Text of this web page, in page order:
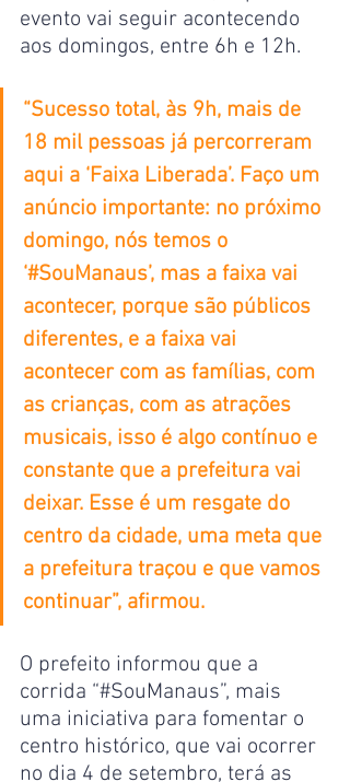
evento vai seguir acontecendo
aos domingos, entre 6h e 12h.
“Sucesso total, às 9h, mais de
18 mil pessoas já percorreram
aqui a ‘Faixa Liberada’. Faço um
anúncio importante: no próximo
domingo, nós temos o
‘#SouManaus’, mas a faixa vai
acontecer, porque são públicos
diferentes, e a faixa vai
acontecer com as famílias, com
as crianças, com as atrações
musicais, isso é algo contínuo e
constante que a prefeitura vai
deixar. Esse é um resgate do
centro da cidade, uma meta que
a prefeitura traçou e que vamos
continuar”, afirmou.
O prefeito informou que a
corrida “#SouManaus”, mais
uma iniciativa para fomentar o
centro histórico, que vai ocorrer
no dia 4 de setembro, terá as